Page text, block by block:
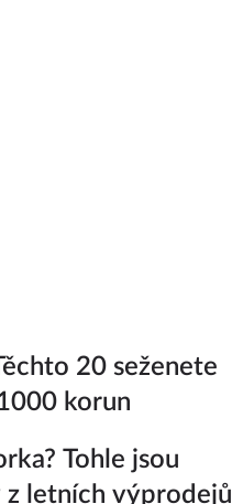
20 seženete
korun
Tohle jsou
z letních výprodejů